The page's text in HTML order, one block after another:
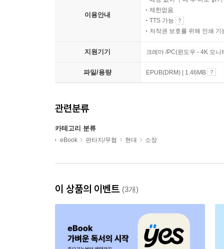
이용안내
제한없음
TTS 가능
저작권 보호를 위해 인쇄 기
지원기기 크레마 /PC(윈도우 - 4K 모
파일/용량 EPUB(DRM) | 1.46MB
관련분류
카테고리 분류
eBook 판타지/무협 현대 소장
이 상품의 이벤트 (3개)